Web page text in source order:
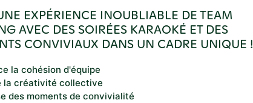
EXPÉRIENCE INOUBLIABLE DE TEAM
AVEC DES SOIRÉES KARAOKÉ ET DES
CONVIVIAUX DANS UN CADRE UNIQUE !
la cohésion d'équipe
la créativité collective
des moments de convivialité